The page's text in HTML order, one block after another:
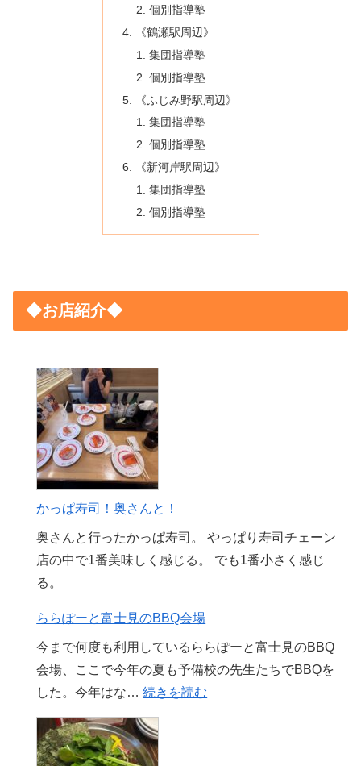
個別指導塾
《鶴瀬駅周辺》
集団指導塾
個別指導塾
《ふじみ野駅周辺》
集団指導塾
個別指導塾
《新河岸駅周辺》
集団指導塾
個別指導塾
◆お店紹介◆
かっぱ寿司！奥さんと！
奥さんと行ったかっぱ寿司。 やっぱり寿司チェーン
店の中で1番美味しく感じる。 でも1番小さく感じ
る。
ららぽーと富士見のBBQ会場
今まで何度も利用しているららぽーと富士見のBBQ
会場、ここで今年の夏も予備校の先生たちでBBQを
した。今年はな…続きを読む